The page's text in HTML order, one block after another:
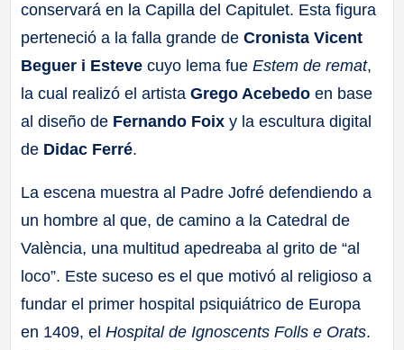
conservará en la Capilla del Capitulet. Esta figura
perteneció a la falla grande deCronista Vicent
Beguer i Esteve cuyo lema fueEstem de remat,
la cual realizó el artistaGrego Acebedo en base
al diseño de Fernando Foix y la escultura digital
de Didac Ferré.
La escena muestra al Padre Jofré defendiendo a
un hombre al que, de camino a la Catedral de
València, una multitud apedreaba al grito de “al
loco”. Este suceso es el que motivó al religioso a
fundar el primer hospital psiquiátrico de Europa
en 1409, elHospital de Ignoscents Folls e Orats.